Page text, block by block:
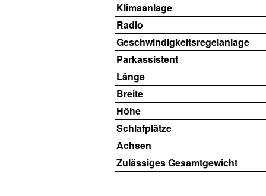
Klimaanlage
Radio
Geschwindigkeitsregelanlage
Parkassistent
Länge
Breite
Höhe
Schlafplätze
Achsen
Zulässiges Gesamtgewicht